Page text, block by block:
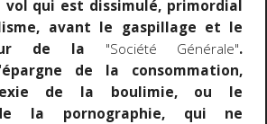
vol qui est dissimulé, primordial
avant le gaspillage et le
de la "Société Générale".
de la consommation,
de la boulimie, ou le
la pornographie, qui ne